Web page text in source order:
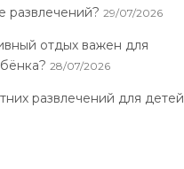
развлечений?29/07/2026
отдых важен для
28/07/2026
развлечений для детей